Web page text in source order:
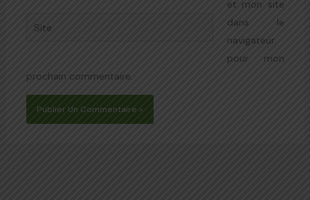
Site
et mon site
dans le
navigateur
pour mon
prochain commentaire.